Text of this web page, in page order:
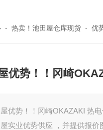
-热卖！池田屋仓库现货 -优
优势！！冈崎
优势！！冈崎OKAZAKI 热
实业优势供应 ，并提供报价